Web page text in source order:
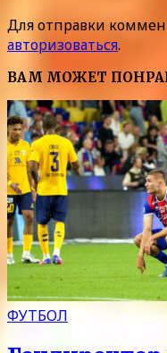
Для отправки
авторизоваться.
ВАМ МОЖЕТ
ФУТБОЛ